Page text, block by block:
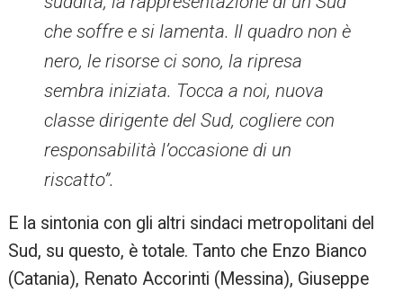
che soffre e si lamenta. Il quadro non è
nero, le risorse ci sono, la ripresa
sembra iniziata. Tocca a noi, nuova
classe dirigente del Sud, cogliere con
responsabilità l’occasione di un
riscatto”.
E la sintonia con gli altri sindaci metropolitani del
Sud, su questo, è totale. Tanto che Enzo Bianco
(Catania), Renato Accorinti (Messina), Giuseppe